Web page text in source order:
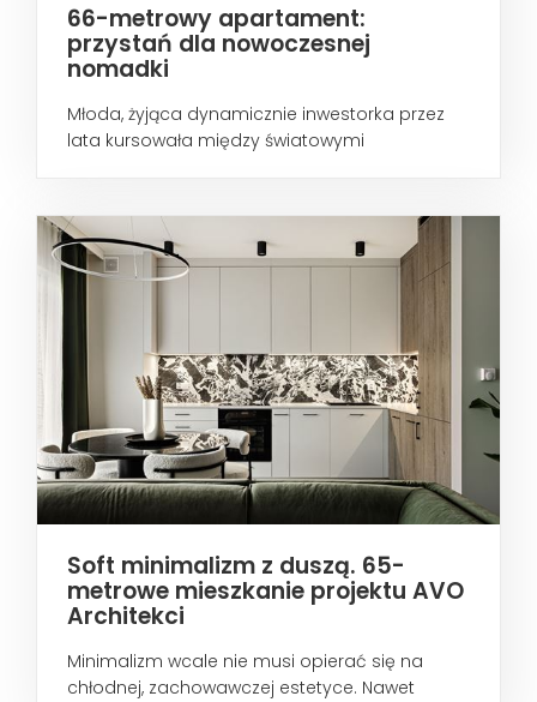
66-metrowy apartament:
przystań dla nowoczesnej
nomadki
Młoda, żyjąca dynamicznie inwestorka przez
lata kursowała między światowymi
Soft minimalizm z duszą. 65-
metrowe mieszkanie projektu AVO
Architekci
Minimalizm wcale nie musi opierać się na
chłodnej, zachowawczej estetyce. Nawet